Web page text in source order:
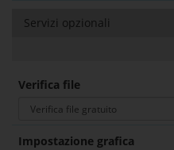
Servizi opzionali
Verifica file
Impostazione grafica